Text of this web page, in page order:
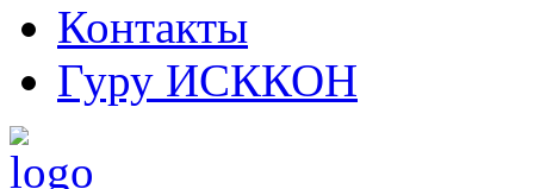
Контакты
Гуру ИСККОН